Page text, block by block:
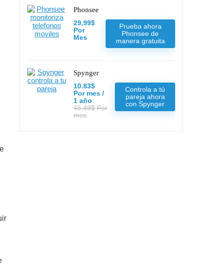
Phonsee
29,99$
Por
Mes
Prueba ahora
Phonsee de
manera gratuita
Spynger
10.83$
Por mes /
1 año
45.49$ Por
mes
Controla a tú
pareja ahora
con Spynger